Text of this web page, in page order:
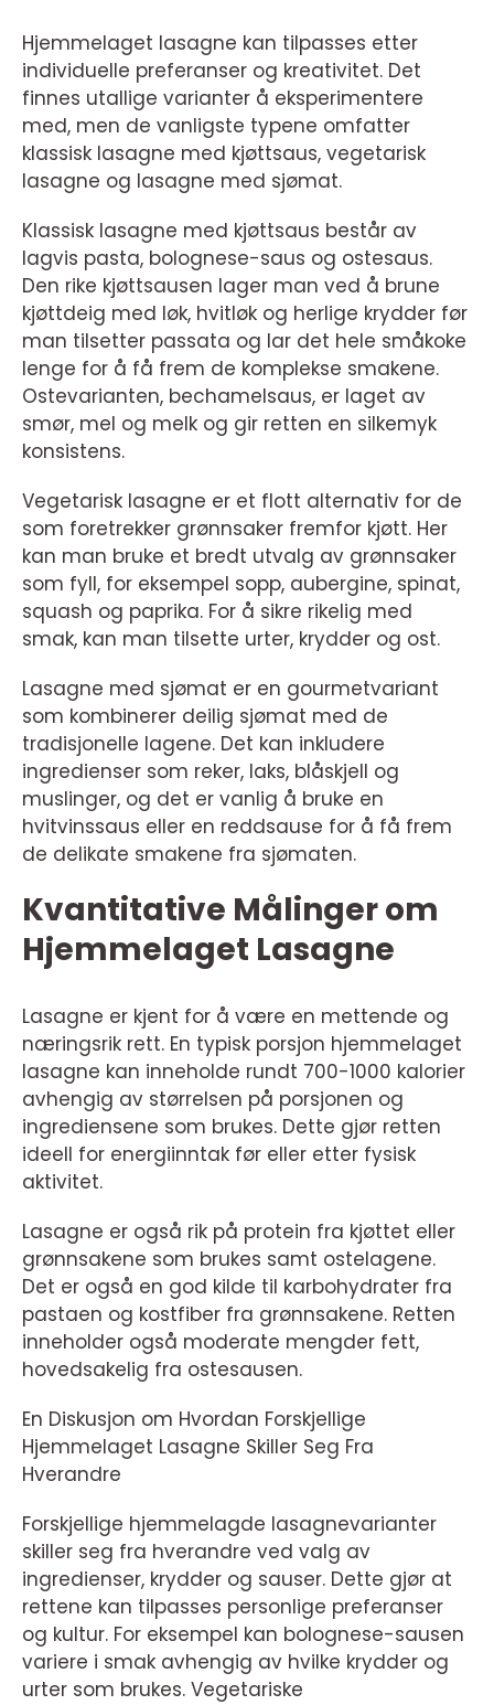
Hjemmelaget lasagne kan tilpasses etter
individuelle preferanser og kreativitet. Det
finnes utallige varianter å eksperimentere
med, men de vanligste typene omfatter
klassisk lasagne med kjøttsaus, vegetarisk
lasagne og lasagne med sjømat.
Klassisk lasagne med kjøttsaus består av
lagvis pasta, bolognese-saus og ostesaus.
Den rike kjøttsausen lager man ved å brune
kjøttdeig med løk, hvitløk og herlige krydder før
man tilsetter passata og lar det hele småkoke
lenge for å få frem de komplekse smakene.
Ostevarianten, bechamelsaus, er laget av
smør, mel og melk og gir retten en silkemyk
konsistens.
Vegetarisk lasagne er et flott alternativ for de
som foretrekker grønnsaker fremfor kjøtt. Her
kan man bruke et bredt utvalg av grønnsaker
som fyll, for eksempel sopp, aubergine, spinat,
squash og paprika. For å sikre rikelig med
smak, kan man tilsette urter, krydder og ost.
Lasagne med sjømat er en gourmetvariant
som kombinerer deilig sjømat med de
tradisjonelle lagene. Det kan inkludere
ingredienser som reker, laks, blåskjell og
muslinger, og det er vanlig å bruke en
hvitvinssaus eller en reddsause for å få frem
de delikate smakene fra sjømaten.
Kvantitative Målinger om
Hjemmelaget Lasagne
Lasagne er kjent for å være en mettende og
næringsrik rett. En typisk porsjon hjemmelaget
lasagne kan inneholde rundt 700-1000 kalorier
avhengig av størrelsen på porsjonen og
ingrediensene som brukes. Dette gjør retten
ideell for energiinntak før eller etter fysisk
aktivitet.
Lasagne er også rik på protein fra kjøttet eller
grønnsakene som brukes samt ostelagene.
Det er også en god kilde til karbohydrater fra
pastaen og kostfiber fra grønnsakene. Retten
inneholder også moderate mengder fett,
hovedsakelig fra ostesausen.
En Diskusjon om Hvordan Forskjellige
Hjemmelaget Lasagne Skiller Seg Fra
Hverandre
Forskjellige hjemmelagde lasagnevarianter
skiller seg fra hverandre ved valg av
ingredienser, krydder og sauser. Dette gjør at
rettene kan tilpasses personlige preferanser
og kultur. For eksempel kan bolognese-sausen
variere i smak avhengig av hvilke krydder og
urter som brukes. Vegetariske